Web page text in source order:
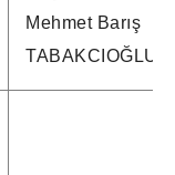
Mehmet Barış
TABAKCIOĞLU